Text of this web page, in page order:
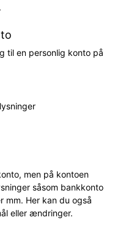
til en personlig konto på
men på kontoen
såsom bankkonto
mm. Her kan du også
eller ændringer.